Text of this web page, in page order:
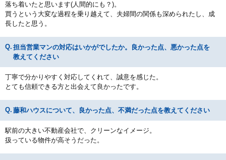
落ち着いたと思います(人間的にも？)。
買うという大変な過程を乗り越えて、夫婦間の関係も深められたし、成
長したと思う。
担当営業マンの対応はいかがでしたか。良かった点、悪かった点を
教えてください
丁寧で分かりやすく対応してくれて、誠意を感じた。
とても信頼できる方と出会えて良かったです。
藤和ハウスについて、良かった点、不満だった点を教えてください
駅前の大きい不動産会社で、クリーンなイメージ。
扱っている物件が高そうだった。